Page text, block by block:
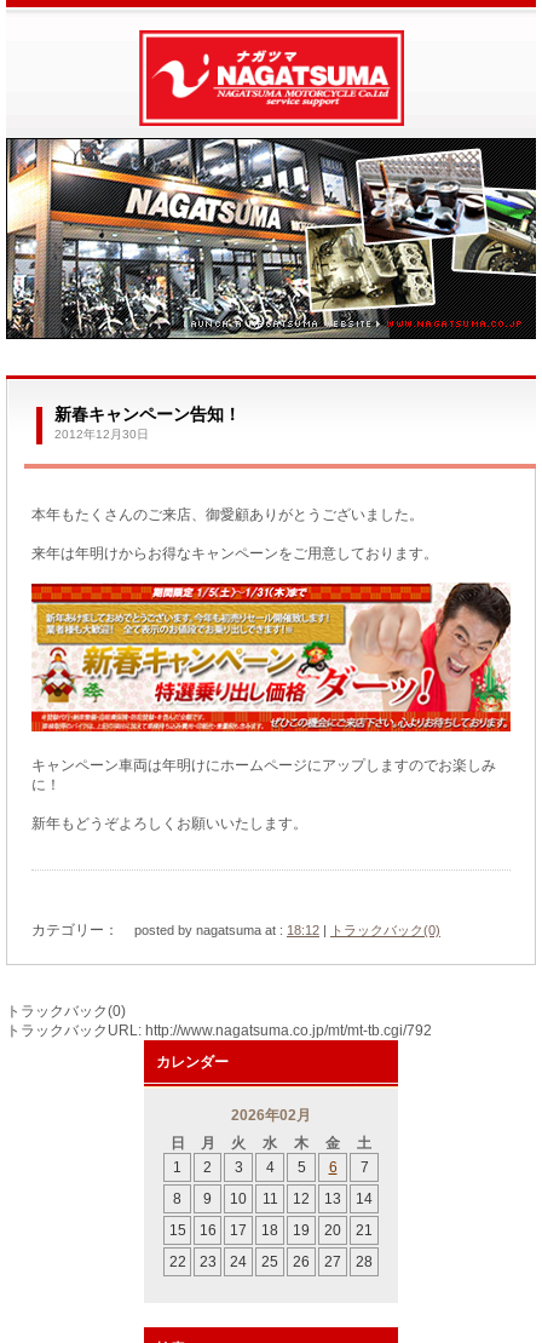
新春キャンペーン告知！
2012年12月30日
本年もたくさんのご来店、御愛顧ありがとうございました。
来年は年明けからお得なキャンペーンをご用意しております。
キャンペーン車両は年明けにホームページにアップしますのでお楽しみ
に！
新年もどうぞよろしくお願いいたします。
カテゴリー： posted by nagatsuma at : 18:12 | トラックバック(0)
トラックバック(0)
トラックバックURL: http://www.nagatsuma.co.jp/mt/mt-tb.cgi/792
カレンダー
2026年02月
日
月 火 水 木 金
土
1
2 3 4 5 6
7
8
9 10 11 12 13
14
15
16 17 18 19 20
21
22
23 24 25 26 27 28